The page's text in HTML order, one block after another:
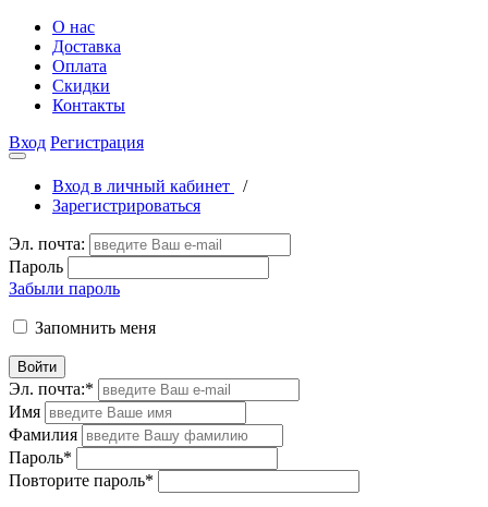
О нас
Доставка
Оплата
Скидки
Контакты
Вход Регистрация
Вход в личный кабинет
/
Зарегистрироваться
Эл. почта:
Пароль
Забыли пароль
Запомнить меня
Войти
Эл. почта:*
Имя
Фамилия
Пароль*
Повторите пароль*